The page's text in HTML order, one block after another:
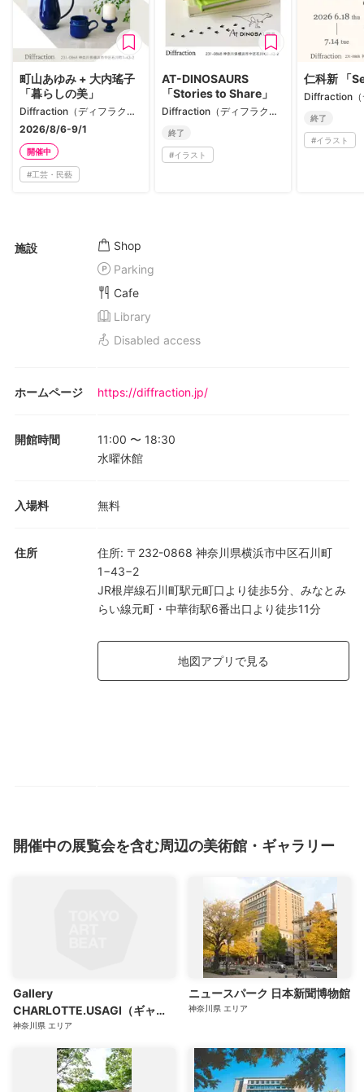
町山あゆみ + 大内瑤子
「暮らしの美」
Diffraction（ディフラクション）
2026/8/6-9/1
開催中
#工芸・民藝
AT-DINOSAURS
「Stories to Share」
Diffraction（ディフラクション）
終了
#イラスト
仁科新 「
終了
#イラスト
施設
Shop
Parking
Cafe
Library
Disabled access
ホームページ https://diffraction.jp/
開館時間 11:00 〜 18:30
水曜休館
入場料 無料
住所 住所: 〒232-0868 神奈川県横浜市中区石川町
1−43−2
JR根岸線石川町駅元町口より徒歩5分、みなとみ
らい線元町・中華街駅6番出口より徒歩11分
地図アプリで見る
開催中の展覧会を含む周辺の美術館・ギャラリー
Gallery
CHARLOTTE.USAGI（ギャラ
リーシャーロットウサギ）
神奈川県 エリア
ニュースパーク 日本新聞博物館
神奈川県 エリア